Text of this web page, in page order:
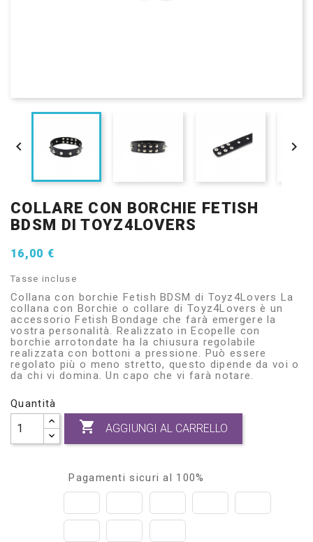
 
COLLARE CON BORCHIE FETISH
BDSM DI TOYZ4LOVERS
16,00 €
Tasse incluse
Collana con borchie Fetish BDSM di Toyz4Lovers La
collana con Borchie o collare di Toyz4Lovers è un
accessorio Fetish Bondage che farà emergere la
vostra personalità. Realizzato in Ecopelle con
borchie arrotondate ha la chiusura regolabile
realizzata con bottoni a pressione. Può essere
regolato più o meno stretto, questo dipende da voi o
da chi vi domina. Un capo che vi farà notare.
Quantità
 AGGIUNGI AL CARRELLO
Pagamenti sicuri al 100%